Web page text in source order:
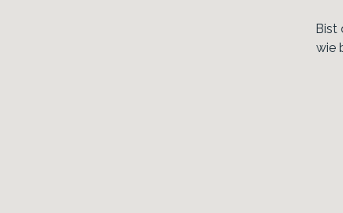
Bist
wie